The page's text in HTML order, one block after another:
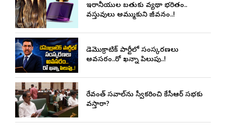
ఇరానీయుల బతుకు వ్యథా భరితం..
వస్తువులు అమ్ముకుని జీవనం..!
డెమొక్రాటిక్ పార్టీలో సంస్కరణలు
అవసరం..రో ఖన్నా పిలుపు..!
రేవంత్ సవాల్‌ను స్వీకరించి కేసీఆర్ సభకు
వస్తారా?